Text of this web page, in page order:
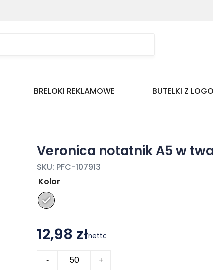
BRELOKI REKLAMOWE BUTELKI Z LOGO
Veronica notatnik A5 w
SKU: PFC-107913
Kolor
12,98 złnetto
- +